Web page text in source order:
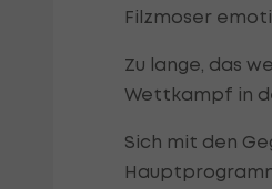
Filzmoser
Zu lange, das
Wettkampf in
Sich mit den